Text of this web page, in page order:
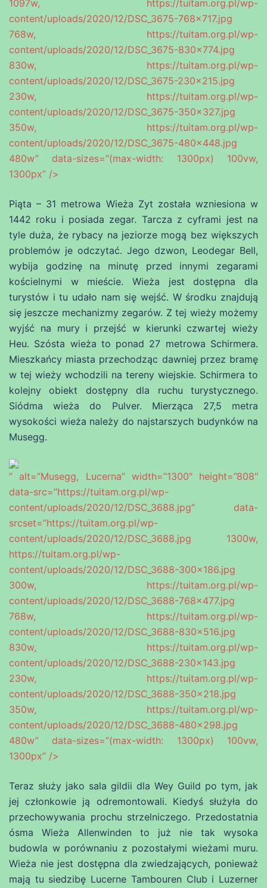
1097w, https://tuitam.org.pl/wp-
content/uploads/2020/12/DSC_3675-768×717.jpg
768w, https://tuitam.org.pl/wp-
content/uploads/2020/12/DSC_3675-830×774.jpg
830w, https://tuitam.org.pl/wp-
content/uploads/2020/12/DSC_3675-230×215.jpg
230w, https://tuitam.org.pl/wp-
content/uploads/2020/12/DSC_3675-350×327.jpg
350w, https://tuitam.org.pl/wp-
content/uploads/2020/12/DSC_3675-480×448.jpg
480w” data-sizes=”(max-width: 1300px) 100vw,
1300px” />
Piąta – 31 metrowa Wieża Zyt została wzniesiona w
1442 roku i posiada zegar. Tarcza z cyframi jest na
tyle duża, że ​​rybacy na jeziorze mogą bez większych
problemów je odczytać. Jego dzwon, Leodegar Bell,
wybija godzinę na minutę przed innymi zegarami
kościelnymi w mieście. Wieża jest dostępna dla
turystów i tu udało nam się wejść. W środku znajdują
się jeszcze mechanizmy zegarów. Z tej wieży możemy
wyjść na mury i przejść w kierunki czwartej wieży
Heu. Szósta wieża to ponad 27 metrowa Schirmera.
Mieszkańcy miasta przechodząc dawniej przez bramę
w tej wieży wchodzili na tereny wiejskie. Schirmera to
kolejny obiekt dostępny dla ruchu turystycznego.
Siódma wieża do Pulver. Mierząca 27,5 metra
wysokości wieża należy do najstarszych budynków na
Musegg.
” alt=”Musegg, Lucerna” width=”1300″ height=”808″
data-src=”https://tuitam.org.pl/wp-
content/uploads/2020/12/DSC_3688.jpg” data-
srcset=”https://tuitam.org.pl/wp-
content/uploads/2020/12/DSC_3688.jpg 1300w,
https://tuitam.org.pl/wp-
content/uploads/2020/12/DSC_3688-300×186.jpg
300w, https://tuitam.org.pl/wp-
content/uploads/2020/12/DSC_3688-768×477.jpg
768w, https://tuitam.org.pl/wp-
content/uploads/2020/12/DSC_3688-830×516.jpg
830w, https://tuitam.org.pl/wp-
content/uploads/2020/12/DSC_3688-230×143.jpg
230w, https://tuitam.org.pl/wp-
content/uploads/2020/12/DSC_3688-350×218.jpg
350w, https://tuitam.org.pl/wp-
content/uploads/2020/12/DSC_3688-480×298.jpg
480w” data-sizes=”(max-width: 1300px) 100vw,
1300px” />
Teraz służy jako sala gildii dla Wey Guild po tym, jak
jej członkowie ją odremontowali. Kiedyś służyła do
przechowywania prochu strzelniczego. Przedostatnia
ósma Wieża Allenwinden to już nie tak wysoka
budowla w porównaniu z pozostałymi wieżami muru.
Wieża nie jest dostępna dla zwiedzających, ponieważ
mają tu siedzibę Lucerne Tambouren Club i Luzerner